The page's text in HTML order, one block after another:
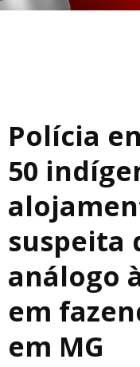
Polícia
50
suspeita
análogo
em
em MG